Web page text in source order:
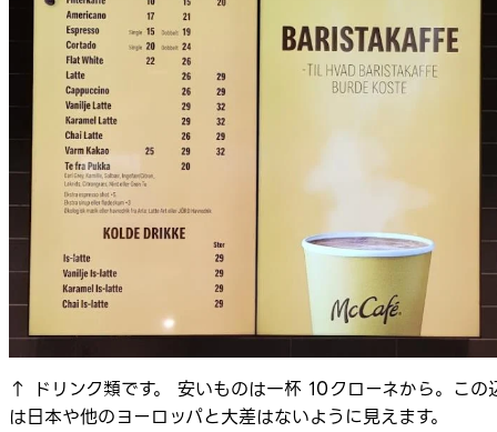
↑ ドリンク類です。 安いものは一杯 10クローネから。この
は日本や他のヨーロッパと大差はないように見えます。